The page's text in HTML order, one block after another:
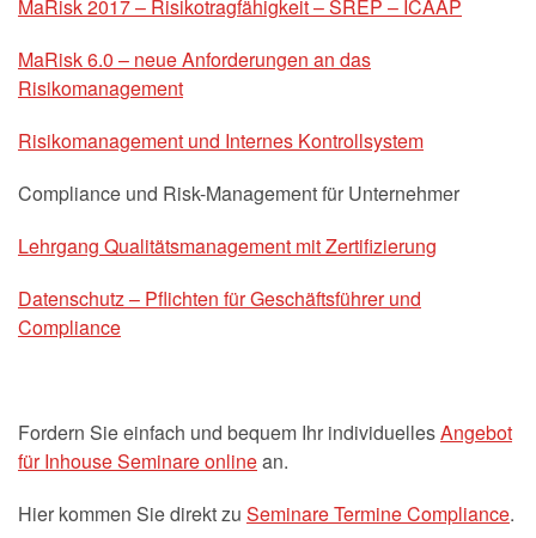
MaRisk 2017 – Risikotragfähigkeit – SREP – ICAAP
MaRisk 6.0 – neue Anforderungen an das
Risikomanagement
Risikomanagement und Internes Kontrollsystem
Compliance und Risk-Management für Unternehmer
Lehrgang Qualitätsmanagement mit Zertifizierung
Datenschutz – Pflichten für Geschäftsführer und
Compliance
Fordern Sie einfach und bequem Ihr individuellesAngebot
für Inhouse Seminare onlinean.
Hier kommen Sie direkt zu Seminare Termine Compliance.